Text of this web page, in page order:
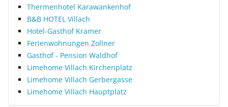
Thermenhotel Karawankenhof
B&B HOTEL Villach
Hotel-Gasthof Kramer
Ferienwohnungen Zollner
Gasthof - Pension Waldhof
Limehome Villach Kirchenplatz
Limehome Villach Gerbergasse
Limehome Villach Hauptplatz